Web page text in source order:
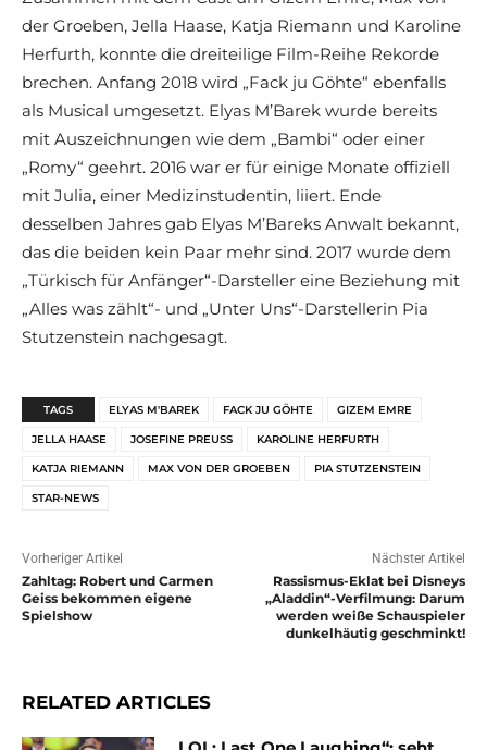
der Groeben, Jella Haase, Katja Riemann und Karoline
Herfurth, konnte die dreiteilige Film-Reihe Rekorde
brechen. Anfang 2018 wird „Fack ju Göhte“ ebenfalls
als Musical umgesetzt. Elyas M’Barek wurde bereits
mit Auszeichnungen wie dem „Bambi“ oder einer
„Romy“ geehrt. 2016 war er für einige Monate offiziell
mit Julia, einer Medizinstudentin, liiert. Ende
desselben Jahres gab Elyas M’Bareks Anwalt bekannt,
das die beiden kein Paar mehr sind. 2017 wurde dem
„Türkisch für Anfänger“-Darsteller eine Beziehung mit
„Alles was zählt“- und „Unter Uns“-Darstellerin Pia
Stutzenstein nachgesagt.
TAGS ELYAS M'BAREK FACK JU GÖHTE GIZEM EMRE
JELLA HAASE JOSEFINE PREUSS KAROLINE HERFURTH
KATJA RIEMANN MAX VON DER GROEBEN PIA STUTZENSTEIN
STAR-NEWS
Vorheriger Artikel
Zahltag: Robert und Carmen
Geiss bekommen eigene
Spielshow
Nächster Artikel
Rassismus-Eklat bei Disneys
„Aladdin“-Verfilmung: Darum
werden weiße Schauspieler
dunkelhäutig geschminkt!
RELATED ARTICLES